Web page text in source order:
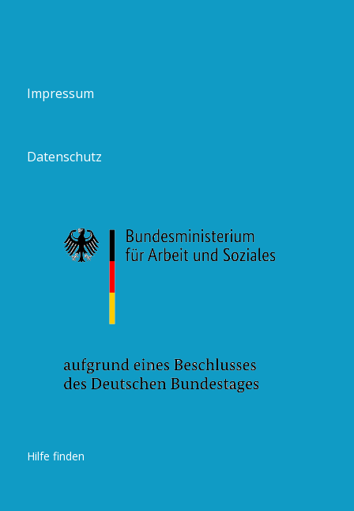
Impressum
Datenschutz
Hilfe finden